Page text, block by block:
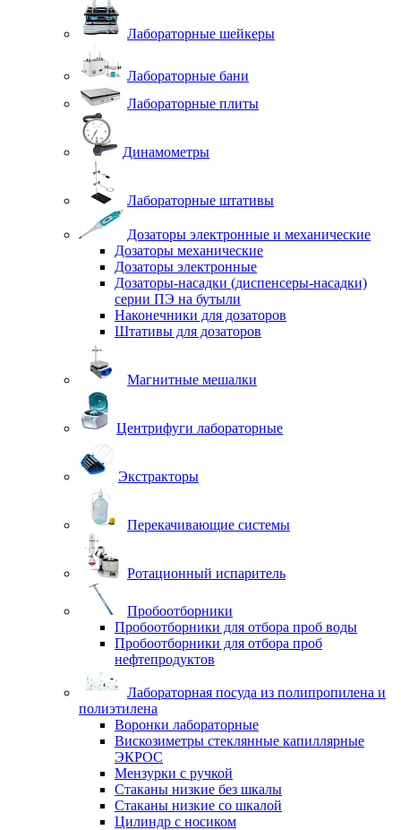
Лабораторные шейкеры
Лабораторные бани
Лабораторные плиты
Динамометры
Лабораторные штативы
Дозаторы электронные и механические
Дозаторы механические
Дозаторы электронные
Дозаторы-насадки (диспенсеры-насадки)
серии ПЭ на бутыли
Наконечники для дозаторов
Штативы для дозаторов
Магнитные мешалки
Центрифуги лабораторные
Экстракторы
Перекачивающие системы
Ротационный испаритель
Пробоотборники
Пробоотборники для отбора проб воды
Пробоотборники для отбора проб
нефтепродуктов
Лабораторная посуда из полипропилена и
полиэтилена
Воронки лабораторные
Вискозиметры стеклянные капиллярные
ЭКРОС
Мензурки с ручкой
Стаканы низкие без шкалы
Стаканы низкие со шкалой
Цилиндр с носиком